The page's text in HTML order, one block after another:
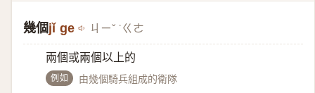
幾個jǐ ge ㄐㄧˇ ˙ㄍㄜ
兩個或兩個以上的
例如 由幾個騎兵組成的衛隊